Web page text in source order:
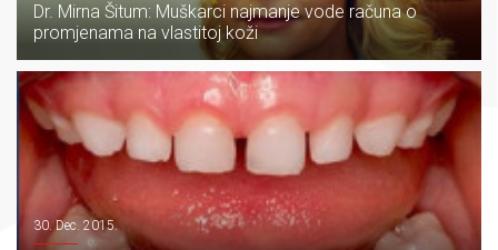
Dr. Mirna Šitum: Muškarci najmanje vode računa o
promjenama na vlastitoj koži
30. Dec. 2015.